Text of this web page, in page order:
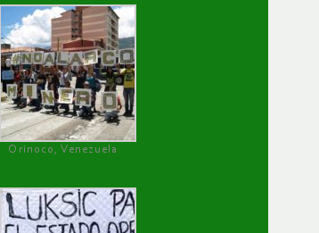
Orinoco, Venezuela